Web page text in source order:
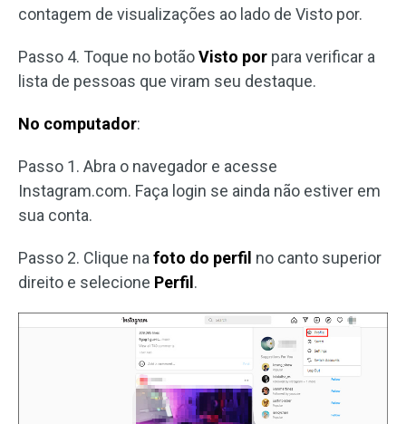
contagem de visualizações ao lado de Visto por.
Passo 4. Toque no botãoVisto por para verificar a
lista de pessoas que viram seu destaque.
No computador:
Passo 1. Abra o navegador e acesse
Instagram.com. Faça login se ainda não estiver em
sua conta.
Passo 2. Clique na foto do perfil no canto superior
direito e selecione Perfil .